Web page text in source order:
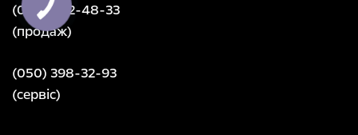
(050) 402-48-33
(продаж)
(050) 398-32-93
(сервіс)